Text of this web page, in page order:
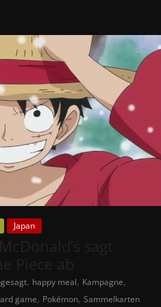
Japan
, happy meal, Kampagne,
game, Pokémon, Sammelkarten